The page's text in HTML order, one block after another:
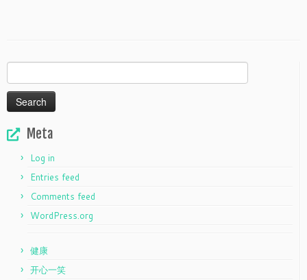
for:
Meta
Log in
Entries feed
Comments feed
WordPress.org
健康
开心一笑